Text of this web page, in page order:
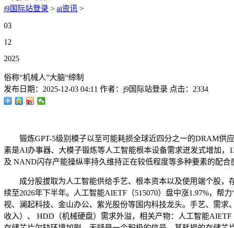
j9国际站登录 > ai资讯 >
03
12
2025
俗称“机械人”大脑“缔制
发布日期： 2025-12-03 04:11 作者： j9国际站登录 点击： 2334
锻炼GPT-5级别模子以至可能耗损全球近四分之一的DRAM供应
素是AI办事器、大模子锻炼等人工智能根本设备需求迸发式增加
及 NAND闪存产能操纵率持久维持正在较低程度等多种要素的配
成分股拔取为人工智能供给手艺、根本资本以及使用端个股，
续至2026年下半年。人工智能AIETF（515070）盘中涨1.97%，
视、澜起科技、金山办公、紫光股份等国内科技龙头。手艺、需
收入）、 HDD（机械硬盘）需求外溢，相关产物：人工智能AIETF